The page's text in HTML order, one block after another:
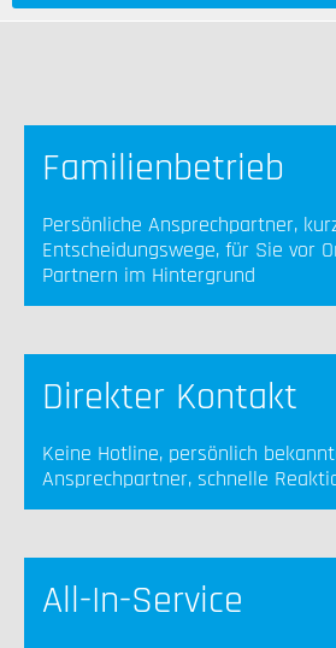
Familienbetrieb
Persönliche Ansprechpartner,
Entscheidungswege, für Sie vor
Partnern im Hintergrund
Direkter Kontakt
Keine Hotline, persönlich
Ansprechpartner, schnelle
All-In-Service